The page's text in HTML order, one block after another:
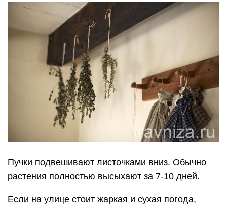
Пучки подвешивают листочками вниз. Обычно
растения полностью высыхают за 7-10 дней.
Если на улице стоит жаркая и сухая погода,